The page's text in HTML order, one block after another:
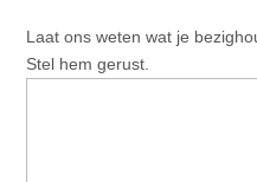
Bericht*
Laat ons weten wat je
Stel hem gerust.